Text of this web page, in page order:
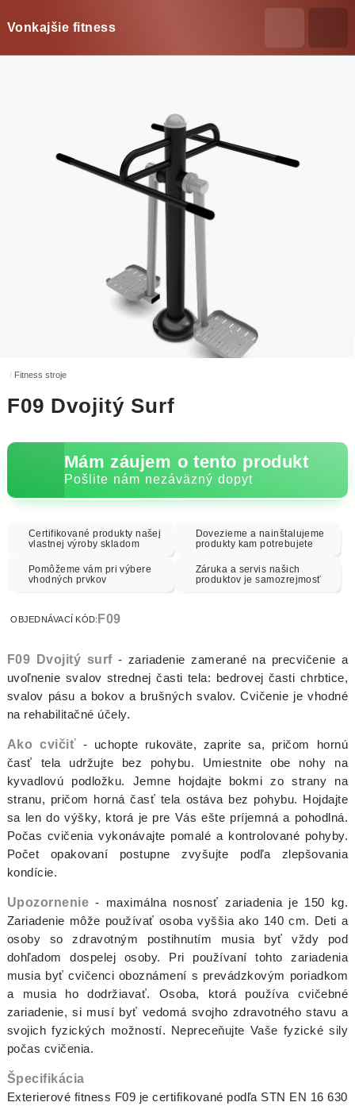
Vonkajšie fitness
Fitness stroje
F09 Dvojitý Surf
Mám záujem o tento produkt
Pošlite nám nezáväzný dopyt
Certifikované produkty našej
vlastnej výroby skladom
Dovezieme a nainštalujeme
produkty kam potrebujete
Pomôžeme vám pri výbere
vhodných prvkov
Záruka a servis našich
produktov je samozrejmosť
OBJEDNÁVACÍ KÓD: F09
F09 Dvojitý surf- zariadenie zamerané na precvičenie a
uvoľnenie svalov strednej časti tela: bedrovej časti chrbtice,
svalov pásu a bokov a brušných svalov. Cvičenie je vhodné
na rehabilitačné účely.
Ako cvičiť - uchopte rukoväte, zaprite sa, pričom hornú
časť tela udržujte bez pohybu. Umiestnite obe nohy na
kyvadlovú podložku. Jemne hojdajte bokmi zo strany na
stranu, pričom horná časť tela ostáva bez pohybu. Hojdajte
sa len do výšky, ktorá je pre Vás ešte príjemná a pohodlná.
Počas cvičenia vykonávajte pomalé a kontrolované pohyby.
Počet opakovaní postupne zvyšujte podľa zlepšovania
kondície.
Upozornenie- maximálna nosnosť zariadenia je 150 kg.
Zariadenie môže používať osoba vyššia ako 140 cm. Deti a
osoby so zdravotným postihnutím musia byť vždy pod
dohľadom dospelej osoby. Pri používaní tohto zariadenia
musia byť cvičenci oboznámení s prevádzkovým poriadkom
a musia ho dodržiavať. Osoba, ktorá používa cvičebné
zariadenie, si musí byť vedomá svojho zdravotného stavu a
svojich fyzických možností. Nepreceňujte Vaše fyzické sily
počas cvičenia.
Špecifikácia
Exterierové fitness F09 je certifikované podľa STN EN 16 630